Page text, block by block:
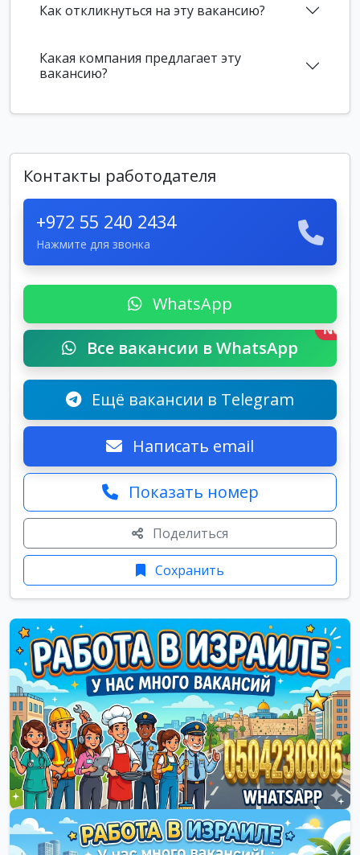
Как откликнуться на эту вакансию?
Какая компания предлагает эту
вакансию?
Контакты работодателя
+972 55 240 2434
Нажмите для звонка
WhatsApp
Все вакансии в WhatsApp
New
Ещё вакансии в Telegram
Написать email
Показать номер
Поделиться
Сохранить